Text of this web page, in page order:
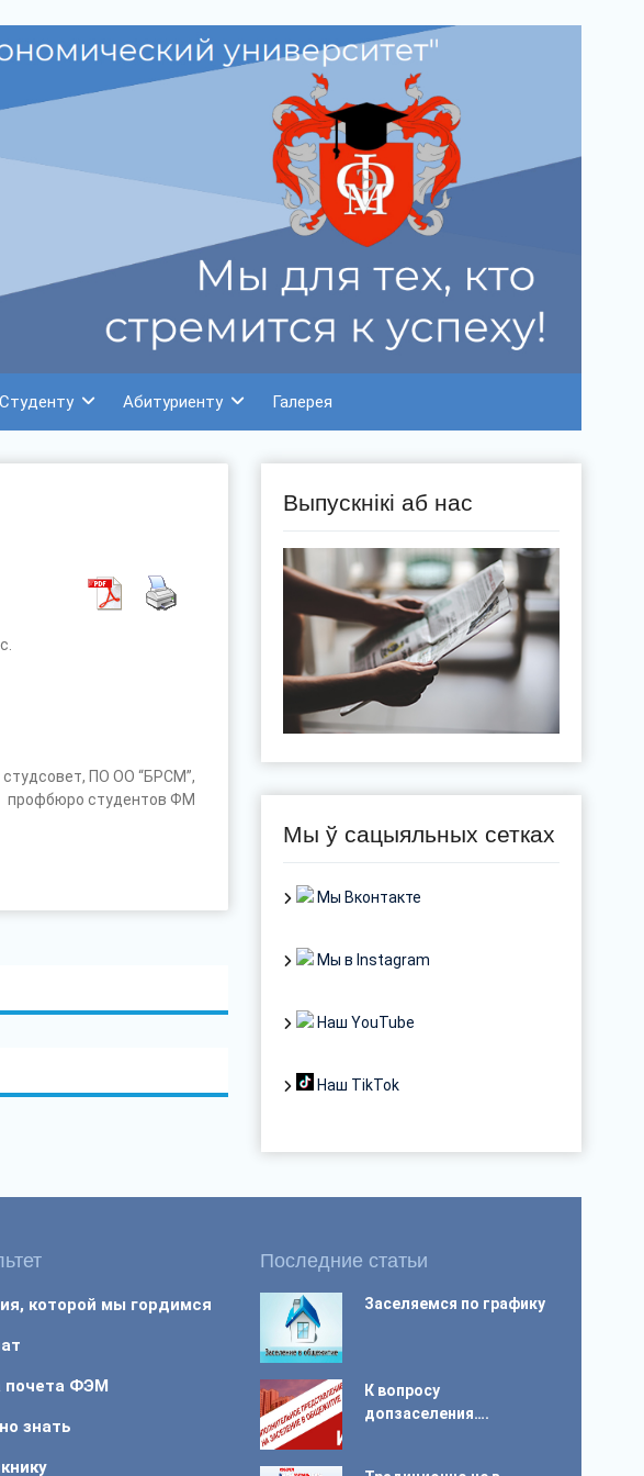
Студенту Абитуриенту Галерея
ПО ОО “БРСМ”,
профбюро студентов ФМ
Выпускнікі аб нас
Мы ў сацыяльных сетках
Мы Вконтакте
Мы в Instagram
Наш YouTube
Наш TikTok
которой мы гордимся
почета ФЭМ
знать
Последние статьи
Заселяемся по графику
К вопросу
допзаселения….